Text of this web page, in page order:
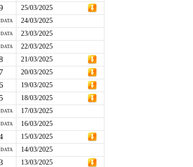
25/03/2025
DATA 24/03/2025
DATA 23/03/2025
DATA 22/03/2025
21/03/2025
20/03/2025
19/03/2025
18/03/2025
DATA 17/03/2025
DATA 16/03/2025
15/03/2025
DATA 14/03/2025
13/03/2025